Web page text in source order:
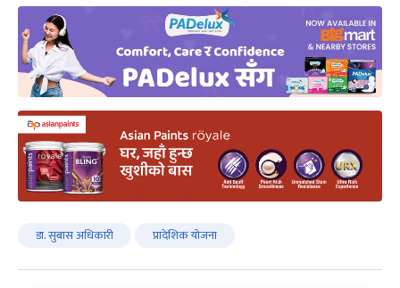
डा. सुबास अधिकारी प्रादेशिक योजना